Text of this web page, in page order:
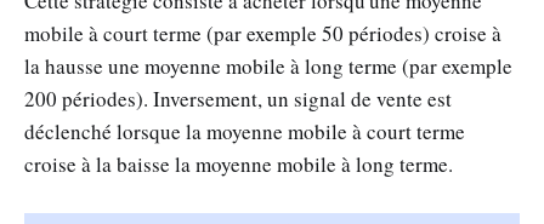
mobile à court terme (par exemple 50 périodes) croise à
la hausse une moyenne mobile à long terme (par exemple
200 périodes). Inversement, un signal de vente est
déclenché lorsque la moyenne mobile à court terme
croise à la baisse la moyenne mobile à long terme.